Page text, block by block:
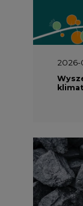
2026-